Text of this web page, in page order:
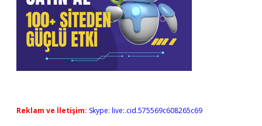
Reklam ve İletişim: Skype: live:.cid.575569c608265c69